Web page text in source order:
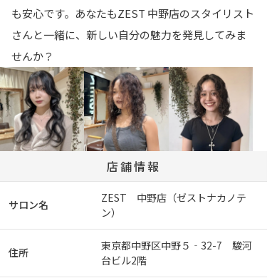
も安心です。あなたもZEST 中野店のスタイリスト
さんと一緒に、新しい自分の魅力を発見してみま
せんか？
店舗情報
サロン名
ZEST 中野店（ゼストナカノテ
ン）
住所
東京都中野区中野５‐32-7 駿河
台ビル2階